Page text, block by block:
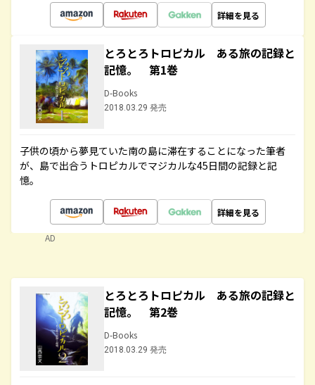
詳細を見る
とろとろトロピカル ある旅の記録と
記憶。 第1巻
D-Books
2018.03.29 発売
子供の頃から夢見ていた南の島に滞在することになった筆者
が、島で出合うトロピカルでマジカルな45日間の記録と記
憶。
詳細を見る
AD
とろとろトロピカル ある旅の記録と
記憶。 第2巻
D-Books
2018.03.29 発売